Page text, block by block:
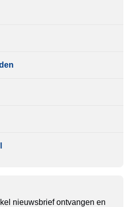
nieuwsbrief ontvangen en